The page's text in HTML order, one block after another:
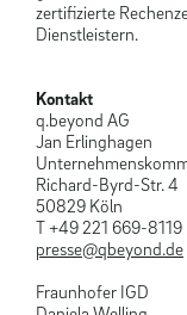
zertifizierte
Dienstleistern.
Kontakt
q.beyond AG
Jan Erlinghagen
Richard-Byrd-Str. 4
50829 Köln
T +49 221 669-8119
presse@qbeyond.de
Fraunhofer IGD